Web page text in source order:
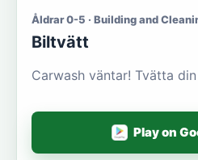
Åldrar 0-5 · Building and
Biltvätt
Carwash väntar! Tvätta
Play on